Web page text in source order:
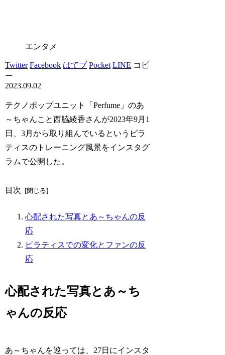
エンタメ
Twitter Facebook はてブ Pocket LINE コピ
ー
2023.09.02
テクノポップユニット「Perfume」のあ
～ちゃんこと西脇綾香さんが2023年9月1
日、3月から取り組んでいるというピラ
ティスのトレーニング風景をインスタグ
ラムで公開した。
目次
心配された写真とあ～ちゃんの反
応
ピラティスでの変化とファンの反
応
心配された写真とあ～ち
ゃんの反応
あ～ちゃんを巡っては、27日にインスタ